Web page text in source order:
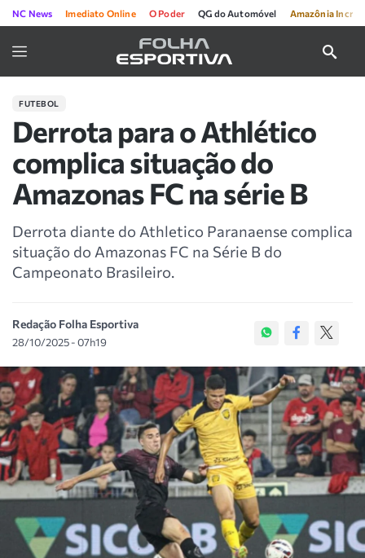
NC News Imediato Online O Poder QG do Automóvel Amazônia
FUTEBOL
Derrota para o Athlético
complica situação do
Amazonas FC na série B
Derrota diante do Athletico Paranaense complica
situação do Amazonas FC na Série B do
Campeonato Brasileiro.
Redação Folha Esportiva
28/10/2025 - 07h19